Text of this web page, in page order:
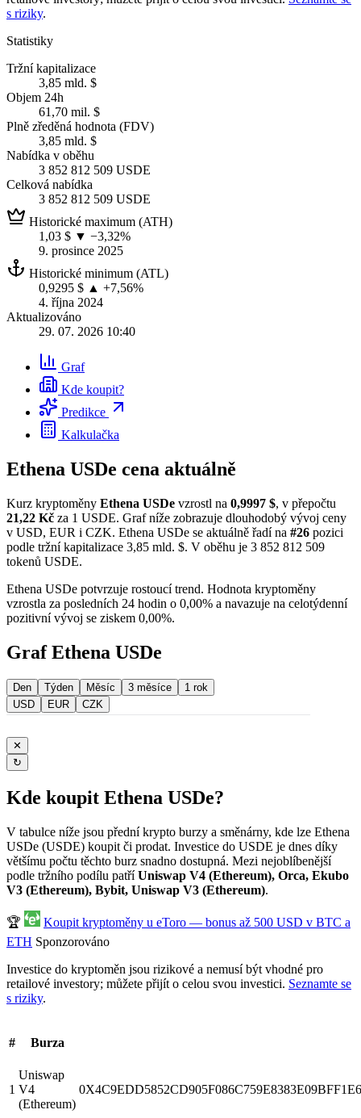
s riziky.
Statistiky
Tržní kapitalizace
3,85 mld. $
Objem 24h
61,70 mil. $
Plně zředěná hodnota (FDV)
3,85 mld. $
Nabídka v oběhu
3 852 812 509 USDE
Celková nabídka
3 852 812 509 USDE
Historické maximum (ATH)
1,03 $ ▼ −3,32%
9. prosince 2025
Historické minimum (ATL)
0,9295 $ ▲ +7,56%
4. října 2024
Aktualizováno
29. 07. 2026 10:40
Graf
Kde koupit?
Predikce
Kalkulačka
Ethena USDe cena aktuálně
Kurz kryptoměny Ethena USDe vzrostl na 0,9997 $, v přepočtu
21,22 Kč za 1 USDE. Graf níže zobrazuje dlouhodobý vývoj ceny
v USD, EUR i CZK. Ethena USDe se aktuálně řadí na #26 pozici
podle tržní kapitalizace 3,85 mld. $. V oběhu je 3 852 812 509
tokenů USDE.
Ethena USDe potvrzuje rostoucí trend. Hodnota kryptoměny
vzrostla za posledních 24 hodin o 0,00% a navazuje na celotýdenní
pozitivní vývoj se ziskem 0,00%.
Graf Ethena USDe
Den Týden Měsíc 3 měsíce
1 rok
USD
EUR CZK
✕
↻
Kde koupit Ethena USDe?
V tabulce níže jsou přední krypto burzy a směnárny, kde lze Ethena
USDe (USDE) koupit či prodat. Investice do USDE je dnes díky
většímu počtu těchto burz snadno dostupná. Mezi nejoblíbenější
podle tržního podílu patříUniswap V4 (Ethereum), Orca, Ekubo
V3 (Ethereum), Bybit, Uniswap V3 (Ethereum).
🏆
Koupit kryptoměny u eToro — bonus až 500 USD v BTC a
ETH Sponzorováno
Investice do kryptoměn jsou rizikové a nemusí být vhodné pro
retailové investory; můžete přijít o celou svou investici. Seznamte se
s riziky.
# Burza
1
Uniswap
V4
(Ethereum)